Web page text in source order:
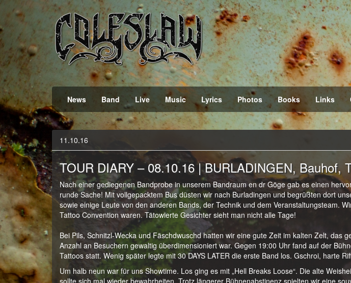
Coleslaw
Official Webpage
News Band Live Music Lyrics Photos Books Links
11.10.16
TOUR DIARY – 08.10.16 | BURLADINGEN, Bauhof,
Nach einer gediegenen Bandprobe in unserem Bandraum en dr Göge gab es einen
runde Sache! Mit vollgepacktem Bus düsten wir nach Burladingen und begrüßten dort
sowie einige Leute von den anderen Bands, der Technik und dem Veranstaltungsteam.
Tattoo Convention waren. Tätowierte Gesichter sieht man nicht alle Tage!
Bei Pils, Schnitzl-Wecka und Fäschdwuschd hatten wir eine gute Zeit im kalten Zelt, das
Anzahl an Besuchern gewaltig überdimensioniert war. Gegen 19:00 Uhr fand auf der
Tattoos statt. Wenig später legte mit 30 DAYS LATER die erste Band los. Gschroi, harte
Um halb neun war für uns Showtime. Los ging es mit „Hell Breaks Loose“. Die alte
sollte sich mal wieder bewahrheiten. Trotz längerer Bühnenabstinenz spielten wir eine